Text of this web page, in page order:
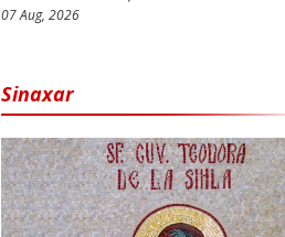
07 Aug, 2026
Sinaxar